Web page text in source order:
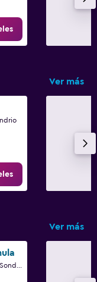
Ver más
Ver más